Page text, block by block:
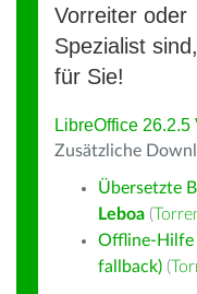
Vorreiter oder
Spezialist
für Sie!
LibreOffice
Zusätzliche
Übersetzte
Leboa (
Offline-Hilfe
fallback) (